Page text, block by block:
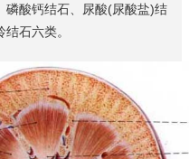
磷酸钙结石、尿酸(尿酸盐)结
石六类。